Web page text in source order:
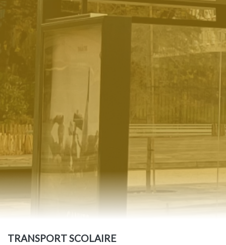
TRANSPORT SCOLAIRE